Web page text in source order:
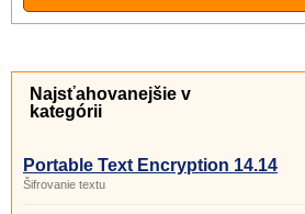
Najsťahovanejšie v
kategórii
Portable Text Encryption 14.14
Šifrovanie textu